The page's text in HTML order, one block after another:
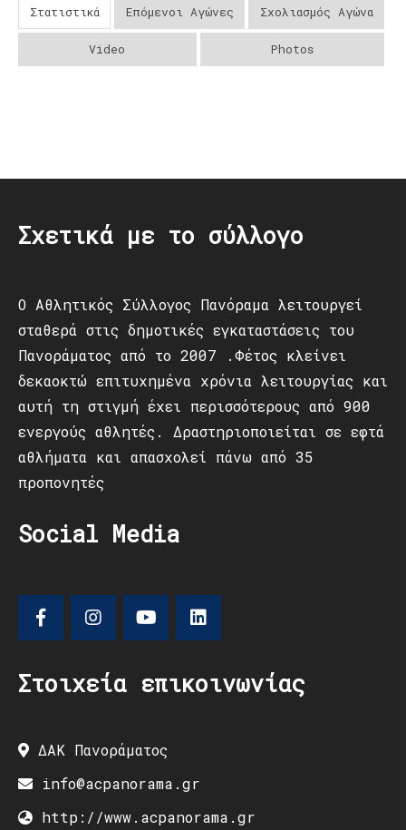
Στατιστικά Επόμενοι Αγώνες Σχολιασμός Αγώνα
Video Photos
Σχετικά με το σύλλογο
Ο Αθλητικός Σύλλογος Πανόραμα λειτουργεί
σταθερά στις δημοτικές εγκαταστάσεις του
Πανοράματος από το 2007 .Φέτος κλείνει
δεκαοκτώ επιτυχημένα χρόνια λειτουργίας και
αυτή τη στιγμή έχει περισσότερους από 900
ενεργούς αθλητές. Δραστηριοποιείται σε εφτά
αθλήματα και απασχολεί πάνω από 35
προπονητές
Social Media
Στοιχεία επικοινωνίας
ΔΑΚ Πανοράματος
info@acpanorama.gr
http://www.acpanorama.gr